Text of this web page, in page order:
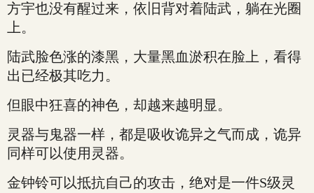
方宇也没有醒过来，依旧背对着陆武，躺在光圈
上。
陆武脸色涨的漆黑，大量黑血淤积在脸上，看得
出已经极其吃力。
但眼中狂喜的神色，却越来越明显。
灵器与鬼器一样，都是吸收诡异之气而成，诡异
同样可以使用灵器。
金钟铃可以抵抗自己的攻击，绝对是一件S级灵